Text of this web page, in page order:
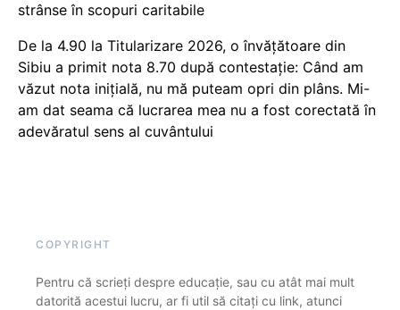
strânse în scopuri caritabile
De la 4.90 la Titularizare 2026, o învățătoare din
Sibiu a primit nota 8.70 după contestație: Când am
văzut nota inițială, nu mă puteam opri din plâns. Mi-
am dat seama că lucrarea mea nu a fost corectată în
adevăratul sens al cuvântului
COPYRIGHT
Pentru că scrieți despre educație, sau cu atât mai mult
datorită acestui lucru, ar fi util să citați cu link, atunci